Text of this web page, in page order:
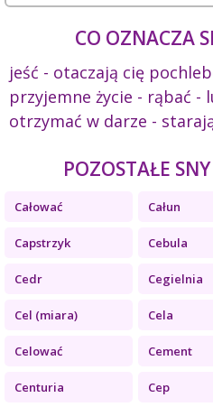
CO OZNACZA
jeść - otaczają cię
przyjemne życie - rąbać -
otrzymać w darze -
POZOSTAŁE
Całować Całun
Capstrzyk Cebula
Cedr Cegielnia
Cel (miara) Cela
Celować Cement
Centuria Cep